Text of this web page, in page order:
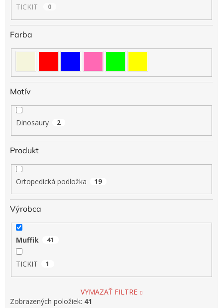
TICKIT 0
Farba
Motív
Dinosaury 2
Produkt
Ortopedická podložka 19
Výrobca
Muffik 41
TICKIT 1
VYMAZAŤ FILTRE
Zobrazených položiek: 41